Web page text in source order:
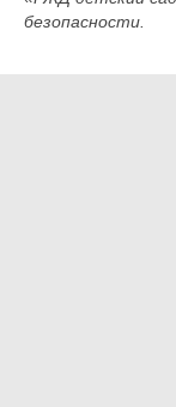
безопасности.